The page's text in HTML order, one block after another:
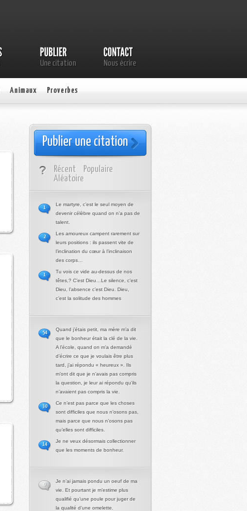
Une citation Nous écrire
Animaux Proverbes
Publier une citation
Récent
Populaire
Aléatoire
Le martyre, c’est le seul moyen de
devenir célèbre quand on n’a pas de
talent.
1
Les amoureux campent rarement sur
leurs positions : ils passent vite de
l’inclination du cœur à l’inclinaison
des corps…
2
Tu vois ce vide au-dessus de nos
têtes,? C’est Dieu…Le silence, c’est
Dieu, l’absence c’est Dieu. Dieu,
c’est la solitude des hommes
1
Quand j’étais petit, ma mère m’a dit
que le bonheur était la clé de la vie.
A l’école, quand on m’a demandé
d’écrire ce que je voulais être plus
tard, j’ai répondu « heureux ». Ils
m’ont dit que je n’avais pas compris
la question, je leur ai répondu qu’ils
n’avaient pas compris la vie.
54
Ce n’est pas parce que les choses
sont difficiles que nous n’osons pas,
mais parce que nous n’osons pas
qu’elles sont difficiles.
30
Je ne veux désormais collectionner
que les moments de bonheur.
14
Je n’ai jamais pondu un oeuf de ma
vie. Et pourtant je m’estime plus
qualifié qu’une poule pour juger de
la qualité d’une omelette.
0